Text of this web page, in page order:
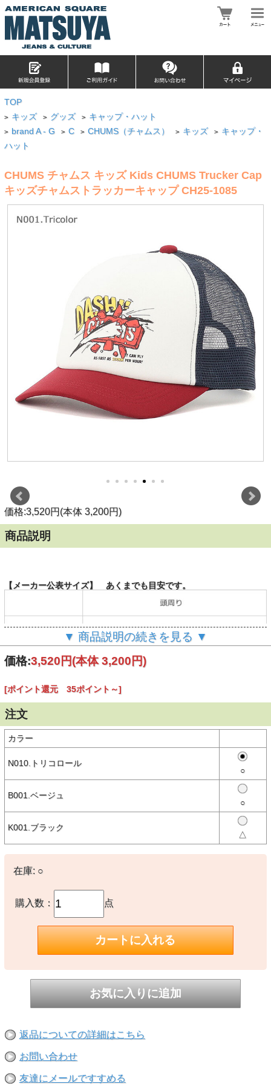
TOP
> キッズ > グッズ > キャップ・ハット
> brand A - G > C > CHUMS（チャムス） > キッズ > キャップ・
ハット
CHUMS チャムス キッズ Kids CHUMS Trucker Cap
キッズチャムストラッカーキャップ CH25-1085
価格:3,520円(本体 3,200円)
商品説明
【メーカー公表サイズ】 あくまでも目安です。
（単位：cm）
【商品説明】
色ごとに異なるデザインが楽しめる、夏コーデのアクセントにぴった
りなメッシュキャップ
〈素材特性〉
フロント部分（ボディ・ツバ）にはストレッチ性のあるポリエステル
×ポリウレタン素材を使用、バックは通気性の良いポリエステル
100％のメッシュを使用。ムレにくく、気温の高い日でも快適に着用
でき、アクティブなシーンにも対応します。
〈商品仕様〉
・バック部分に通気性の良いメッシュ素材を使用
【素材】
【生産国】
※撮影時の環境やご使用のPCモニター等の環境により実際の色味と
多少異なる場合があります。
※当店取扱い商品は一部店頭在庫と共有をしております。
生し、やむをえずご注文をキャンセルさせていただく場合がございま
す。完売や欠品の場合は大変ご迷惑をおかけしますが、予めご了承の
うえ注文いただきますようお願い申し上げます。
▼ 商品説明の続きを見る ▼
価格:3,520円(本体 3,200円)
[ポイント還元 35ポイント～]
注文
カラー
N010.トリコロール
○
B001.ベージュ
○
K001.ブラック
△
在庫: ○
購入数： 点
返品についての詳細はこちら
お問い合わせ
友達にメールですすめる